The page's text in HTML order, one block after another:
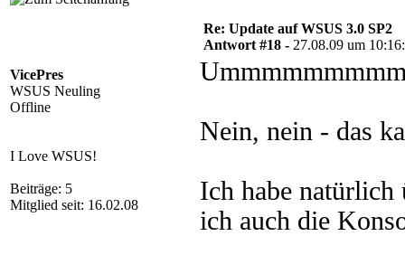
VicePres
WSUS Neuling
Offline
I Love WSUS!
Beiträge: 5
Mitglied seit: 16.02.08
Re: Update auf WSUS 3.0 SP2
Antwort #18 - 27.08.09 um
Nein, nein - das
Ich habe natürlich
ich auch die